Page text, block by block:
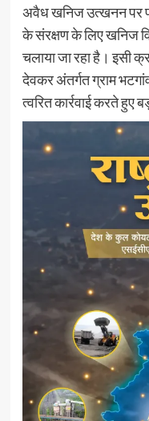
अवैध खनिज उत्खनन पर
के संरक्षण के लिए खनिज
चलाया जा रहा है। इसी
देवकर अंतर्गत ग्राम
त्वरित कार्रवाई करते हुए